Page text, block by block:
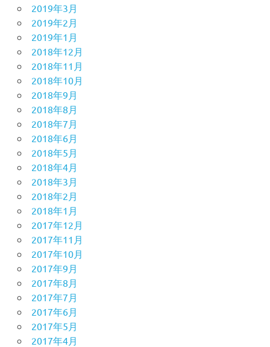
2019年3月
2019年2月
2019年1月
2018年12月
2018年11月
2018年10月
2018年9月
2018年8月
2018年7月
2018年6月
2018年5月
2018年4月
2018年3月
2018年2月
2018年1月
2017年12月
2017年11月
2017年10月
2017年9月
2017年8月
2017年7月
2017年6月
2017年5月
2017年4月